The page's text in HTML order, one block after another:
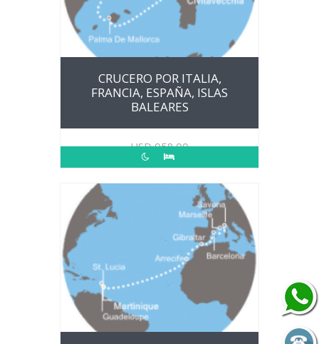
CRUCERO POR ITALIA,
FRANCIA, ESPAÑA, ISLAS
BALEARES
USD958.00